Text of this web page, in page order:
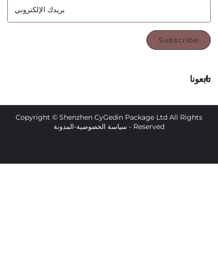
بريدك الإلكتروني
Copyright © Shenzhen CyGedin Package Ltd All
سياسة الخصوصية-المدونة